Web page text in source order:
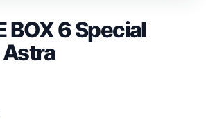
BOX 6 Special